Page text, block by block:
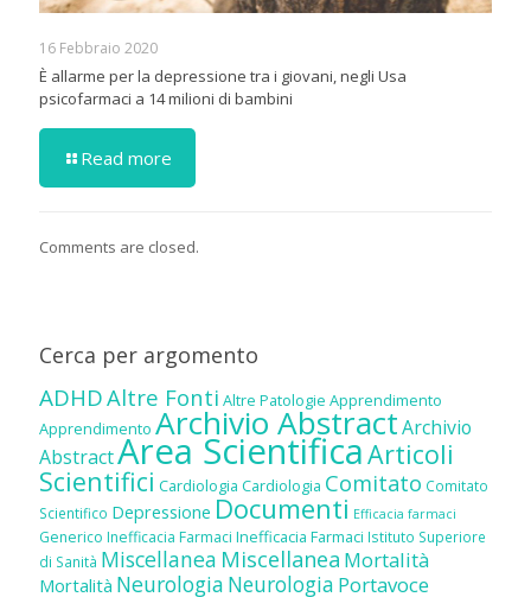
16 Febbraio 2020
È allarme per la depressione tra i giovani, negli Usa
psicofarmaci a 14 milioni di bambini
Read more
Comments are closed.
Cerca per argomento
ADHDAltre Fonti Altre Patologie Apprendimento
Apprendimento Archivio AbstractArchivio
AbstractArea ScientificaArticoli
Scientifici Cardiologia Cardiologia Comitato Comitato
Scientifico Depressione Documenti Efficacia farmaci
Generico Inefficacia Farmaci Inefficacia Farmaci Istituto Superiore
di Sanità Miscellanea Miscellanea Mortalità
Mortalità Neurologia Neurologia Portavoce